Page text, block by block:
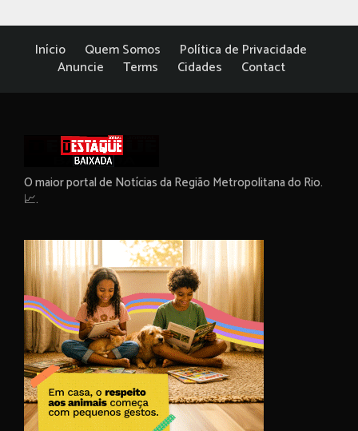
Início Quem Somos
Política de Privacidade
Anuncie
Terms Cidades Contact
O maior portal de Notícias da Região Metropolitana do Rio.
📈.